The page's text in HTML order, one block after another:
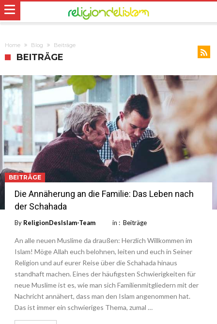
Home Blog Beiträge
BEITRÄGE
BEITRÄGE
Die Annäherung an die Familie: Das Leben nach
der Schahada
By ReligionDesIslam-Team in : Beiträge
An alle neuen Muslime da draußen: Herzlich Willkommen im
Islam! Möge Allah euch belohnen, leiten und euch in Seiner
Religion und auf eurer Reise über die Schahada hinaus
standhaft machen. Eines der häufigsten Schwierigkeiten für
neue Muslime ist es, wie man sich Familienmitgliedern mit der
Nachricht annähert, dass man den Islam angenommen hat.
Das ist immer ein schwieriges Thema, zumal …